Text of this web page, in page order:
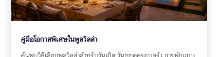
คู่มือโอกาสพิเศษในพูลวิลล่า
ค้นพบวิธีเลือกพูลวิลล่าสำหรับวันเกิด วันหยุดครอบครัว การพักแบบ